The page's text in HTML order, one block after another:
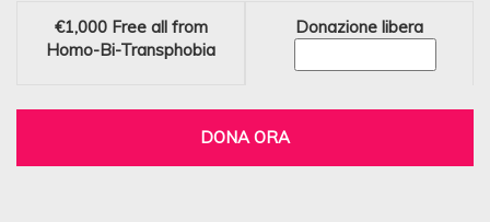
€1,000 Free all from
Homo-Bi-Transphobia
Donazione libera
DONA ORA